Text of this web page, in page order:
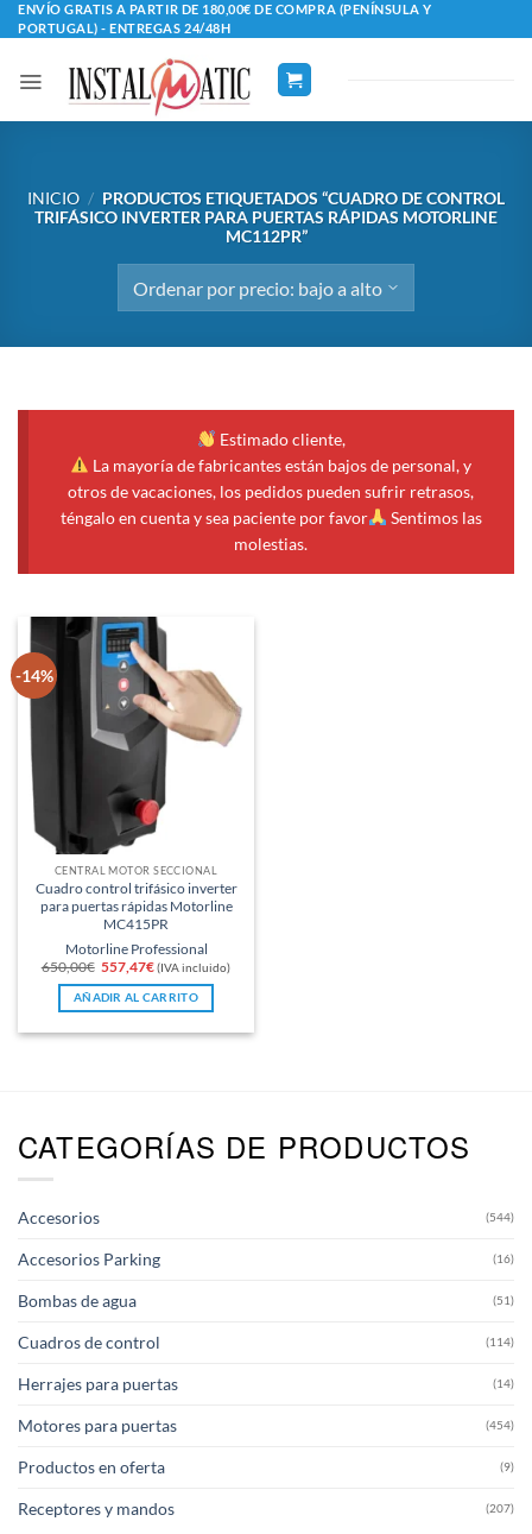
Saltar
al
contenido
ENVÍO GRATIS A PARTIR DE 180,00€ DE COMPRA (PENÍNSULA Y
PORTUGAL) - ENTREGAS 24/48H
INICIO / PRODUCTOS ETIQUETADOS “CUADRO DE CONTROL
TRIFÁSICO INVERTER PARA PUERTAS RÁPIDAS MOTORLINE
MC112PR”
Estimado cliente,
La mayoría de fabricantes están bajos de personal, y
otros de vacaciones, los pedidos pueden sufrir retrasos,
téngalo en cuenta y sea paciente por favor
Sentimos las
molestias.
-14%
CENTRAL MOTOR SECCIONAL
Cuadro control trifásico inverter
para puertas rápidas Motorline
MC415PR
Motorline Professional
650,00€ El
precio
original
era:
650,00€.
557,47€El
precio
actual
es:
557,47€.
(IVA incluido)
AÑADIR AL CARRITO
CATEGORÍAS DE PRODUCTOS
Accesorios (544)
Accesorios Parking (16)
Bombas de agua (51)
Cuadros de control (114)
Herrajes para puertas (14)
Motores para puertas (454)
Productos en oferta (9)
Receptores y mandos (207)